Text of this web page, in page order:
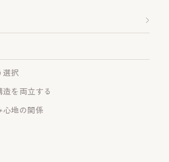
選択
を両立する
心地の関係